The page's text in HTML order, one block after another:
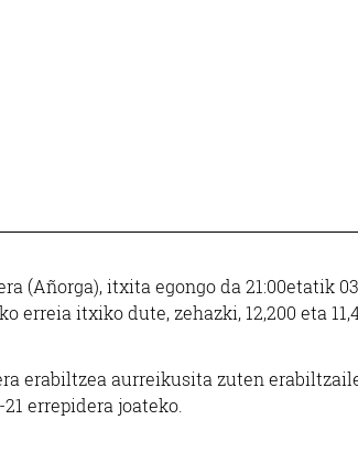
(Añorga), itxita egongo da 21:00etatik
erreia itxiko dute, zehazki, 12,200 eta
erabiltzea aurreikusita zuten
errepidera joateko.